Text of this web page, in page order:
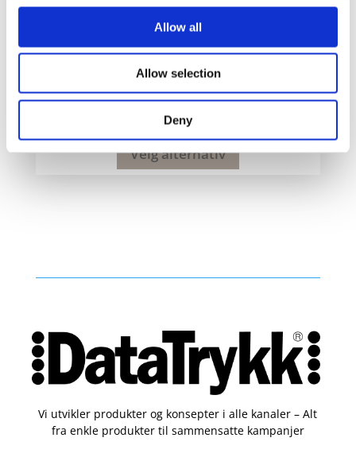
Allow all
Allow selection
Deny
Moneta klikk-kulepenn i laserfarget aluminium
5kr
Velg alternativ
Vi utvikler produkter og konsepter i alle kanaler – Alt
fra enkle produkter til sammensatte kampanjer